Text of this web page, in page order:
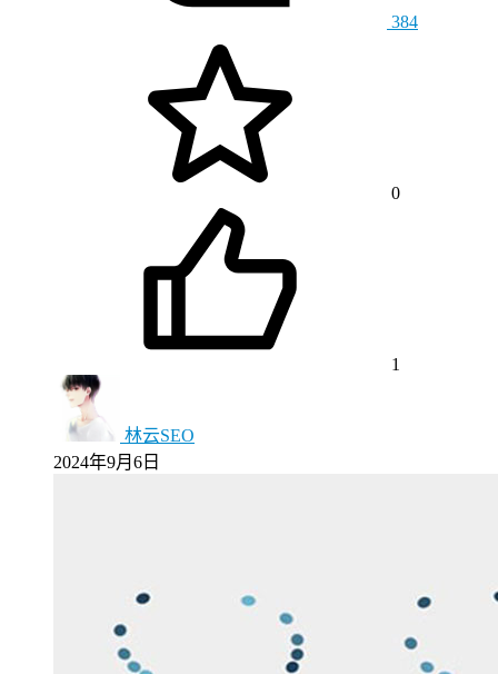
384
0
1
林云SEO
2024年9月6日